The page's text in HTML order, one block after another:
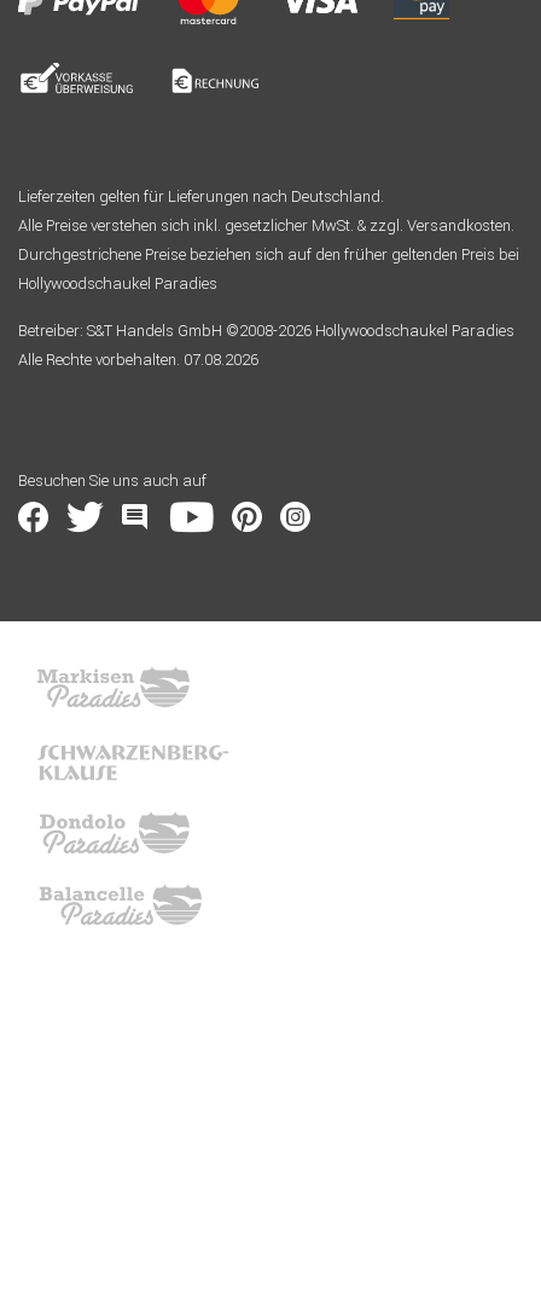
Lieferzeiten gelten für Lieferungen nach Deutschland.
Alle Preise verstehen sich inkl. gesetzlicher MwSt. & zzgl. Versandkosten.
Durchgestrichene Preise beziehen sich auf den früher geltenden Preis bei
Hollywoodschaukel Paradies
Betreiber: S&T Handels GmbH ©2008-2026 Hollywoodschaukel Paradies
Alle Rechte vorbehalten. 07.08.2026
Besuchen Sie uns auch auf